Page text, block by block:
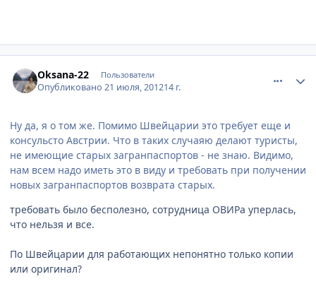
Oksana-22 Пользователи
Опубликовано21 июля, 201214 г.
Ну да, я о том же. Помимо Швейцарии это требует еще и
консульсто Австрии. Что в таких случаяю делают туристы,
не имеющие старых загранпаспортов - не знаю. Видимо,
нам всем надо иметь это в виду и требовать при получении
новых загранпаспортов возврата старых.
требовать было бесполезно, сотрудница ОВИРа уперлась,
что нельзя и все.
По Швейцарии для работающих непонятно только копии
или оригинал?